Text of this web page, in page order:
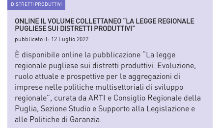
DISTRETTI PRODUTTIVI
ONLINE IL VOLUME COLLETTANEO “LA LEGGE REGIONALE
PUGLIESE SUI DISTRETTI PRODUTTIVI”
pubblicato il: 12 Luglio 2022
È disponibile online la pubblicazione “La legge
regionale pugliese sui distretti produttivi. Evoluzione,
ruolo attuale e prospettive per le aggregazioni di
imprese nelle politiche multisettoriali di sviluppo
regionale”, curata da ARTI e Consiglio Regionale della
Puglia, Sezione Studio e Supporto alla Legislazione e
alle Politiche di Garanzia.